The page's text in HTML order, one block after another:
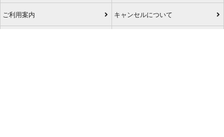
ご利用案内 キャンセルについて